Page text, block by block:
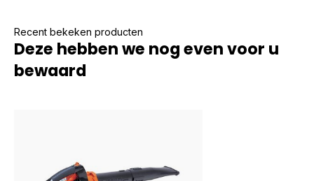
Recent bekeken producten
Deze hebben we nog even voor u
bewaard